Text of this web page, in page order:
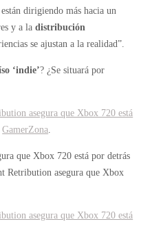
dirigiendo más hacia un
y a ladistribución
se ajustan a la realidad”.
‘indie’? ¿Se situará por
asegura que Xbox 720 está
GamerZona.
que Xbox 720 está por detrás
Retribution asegura que Xbox
asegura que Xbox 720 está